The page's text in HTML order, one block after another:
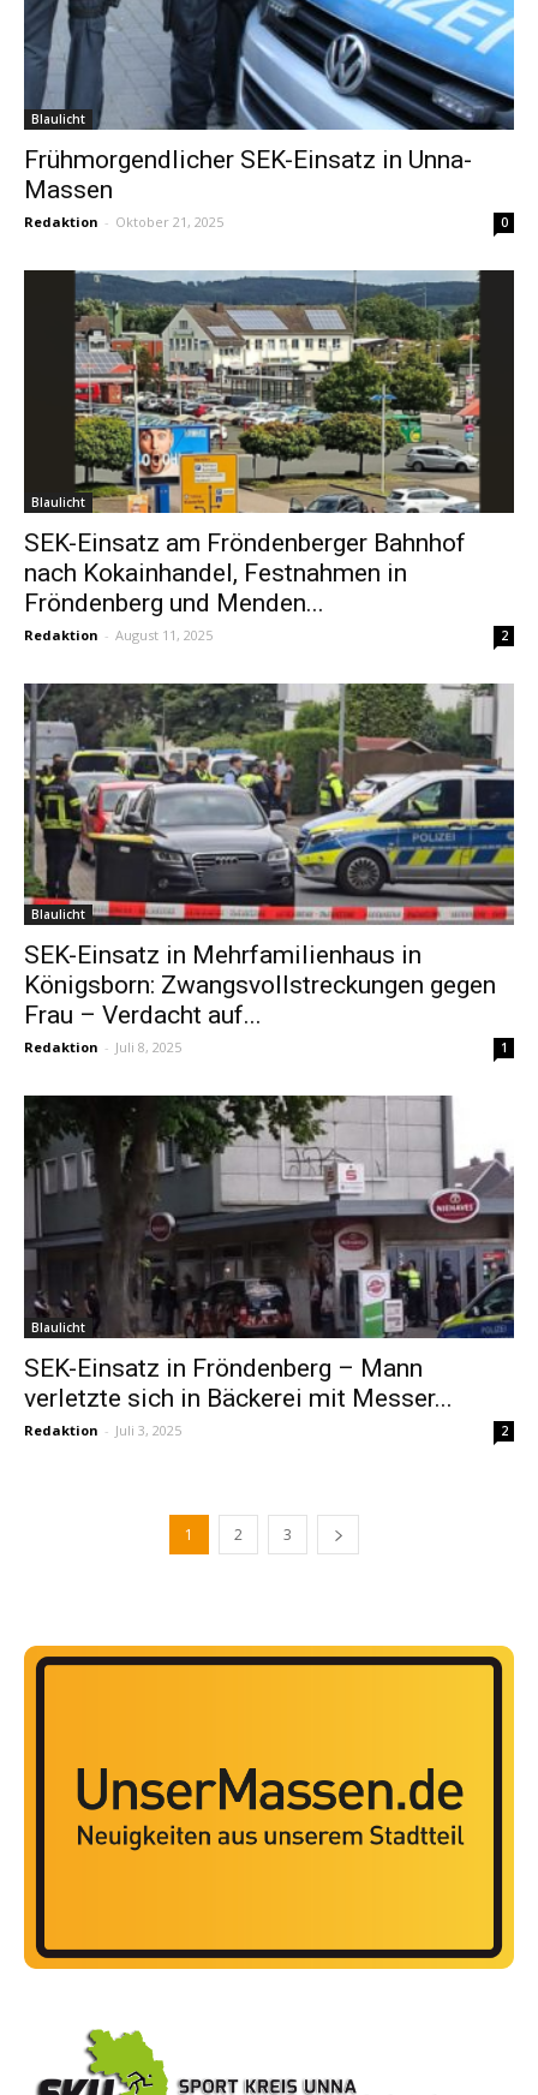
Blaulicht
Frühmorgendlicher SEK-Einsatz in Unna-
Massen
Redaktion - Oktober 21, 2025 0
Blaulicht
SEK-Einsatz am Fröndenberger Bahnhof
nach Kokainhandel, Festnahmen in
Fröndenberg und Menden...
Redaktion - August 11, 2025 2
Blaulicht
SEK-Einsatz in Mehrfamilienhaus in
Königsborn: Zwangsvollstreckungen gegen
Frau – Verdacht auf...
Redaktion - Juli 8, 2025 1
Blaulicht
SEK-Einsatz in Fröndenberg – Mann
verletzte sich in Bäckerei mit Messer...
Redaktion - Juli 3, 2025 2
1 2 3